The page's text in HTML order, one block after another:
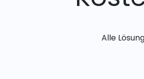
Alle